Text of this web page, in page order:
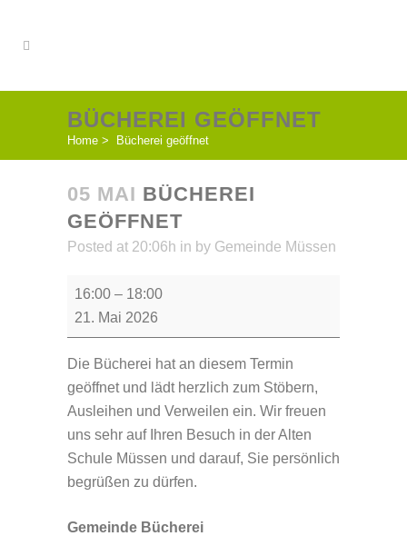
BÜCHEREI GEÖFFNET
Home > Bücherei geöffnet
05 MAI BÜCHEREI
GEÖFFNET
Posted at 20:06h in by Gemeinde Müssen
Bücherei
geöffnet
16:00 – 18:00
21. Mai 2026
Die Bücherei hat an diesem Termin
geöffnet und lädt herzlich zum Stöbern,
Ausleihen und Verweilen ein. Wir freuen
uns sehr auf Ihren Besuch in der Alten
Schule Müssen und darauf, Sie persönlich
begrüßen zu dürfen.
Gemeinde Bücherei